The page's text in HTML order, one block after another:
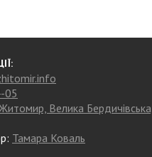
05
Велика Бердичівська,
Тамара Коваль